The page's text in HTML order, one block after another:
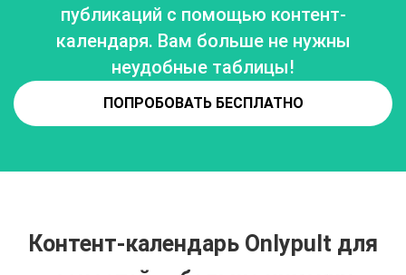
публикаций с помощью контент-
календаря. Вам больше не нужны
неудобные таблицы!
ПОПРОБОВАТЬ БЕСПЛАТНО
Контент-календарь Onlypult для